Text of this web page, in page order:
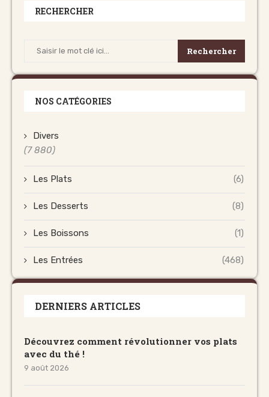
RECHERCHER
Rechercher
NOS CATÉGORIES
Divers
(7 880)
Les Plats (6)
Les Desserts (8)
Les Boissons (1)
Les Entrées (468)
DERNIERS ARTICLES
Découvrez comment révolutionner vos plats
avec du thé !
9 août 2026